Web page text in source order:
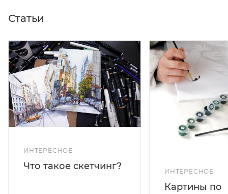
Статьи
ИНТЕРЕСНОЕ
Что такое скетчинг?
ИНТЕРЕСНОЕ
Картины по